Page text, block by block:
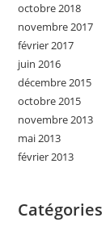
octobre 2018
novembre 2017
février 2017
juin 2016
décembre 2015
octobre 2015
novembre 2013
mai 2013
février 2013
Catégories